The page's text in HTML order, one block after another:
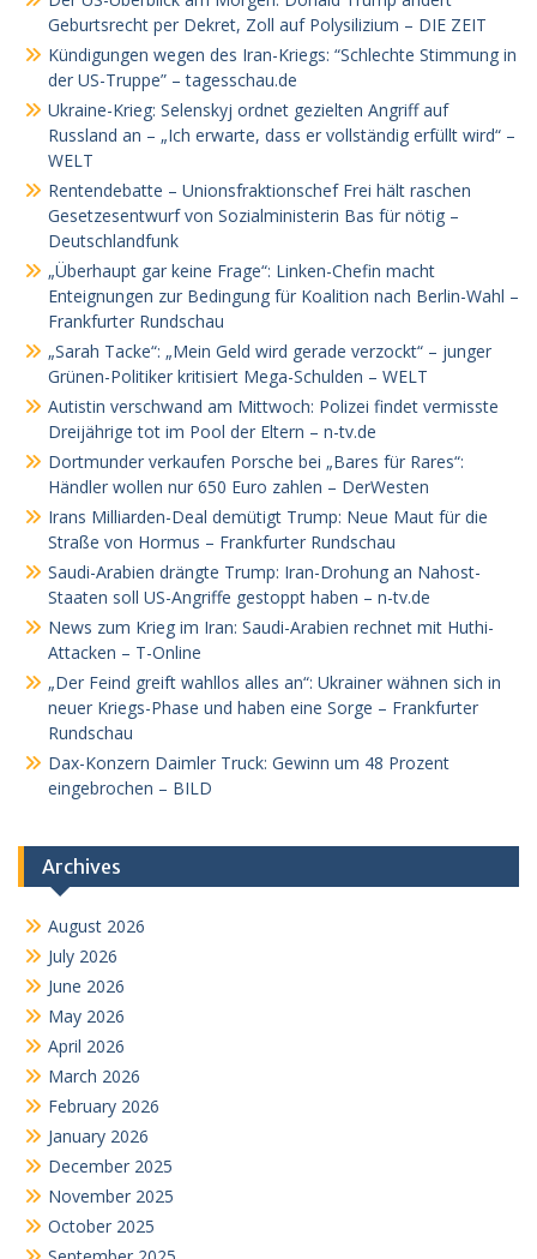
Geburtsrecht per Dekret, Zoll auf Polysilizium – DIE ZEIT
Kündigungen wegen des Iran-Kriegs: “Schlechte Stimmung in
der US-Truppe” – tagesschau.de
Ukraine-Krieg: Selenskyj ordnet gezielten Angriff auf
Russland an – „Ich erwarte, dass er vollständig erfüllt wird“ –
WELT
Rentendebatte – Unionsfraktionschef Frei hält raschen
Gesetzesentwurf von Sozialministerin Bas für nötig –
Deutschlandfunk
„Überhaupt gar keine Frage“: Linken-Chefin macht
Enteignungen zur Bedingung für Koalition nach Berlin-Wahl –
Frankfurter Rundschau
„Sarah Tacke“: „Mein Geld wird gerade verzockt“ – junger
Grünen-Politiker kritisiert Mega-Schulden – WELT
Autistin verschwand am Mittwoch: Polizei findet vermisste
Dreijährige tot im Pool der Eltern – n-tv.de
Dortmunder verkaufen Porsche bei „Bares für Rares“:
Händler wollen nur 650 Euro zahlen – DerWesten
Irans Milliarden-Deal demütigt Trump: Neue Maut für die
Straße von Hormus – Frankfurter Rundschau
Saudi-Arabien drängte Trump: Iran-Drohung an Nahost-
Staaten soll US-Angriffe gestoppt haben – n-tv.de
News zum Krieg im Iran: Saudi-Arabien rechnet mit Huthi-
Attacken – T-Online
„Der Feind greift wahllos alles an“: Ukrainer wähnen sich in
neuer Kriegs-Phase und haben eine Sorge – Frankfurter
Rundschau
Dax-Konzern Daimler Truck: Gewinn um 48 Prozent
eingebrochen – BILD
Archives
August 2026
July 2026
June 2026
May 2026
April 2026
March 2026
February 2026
January 2026
December 2025
November 2025
October 2025